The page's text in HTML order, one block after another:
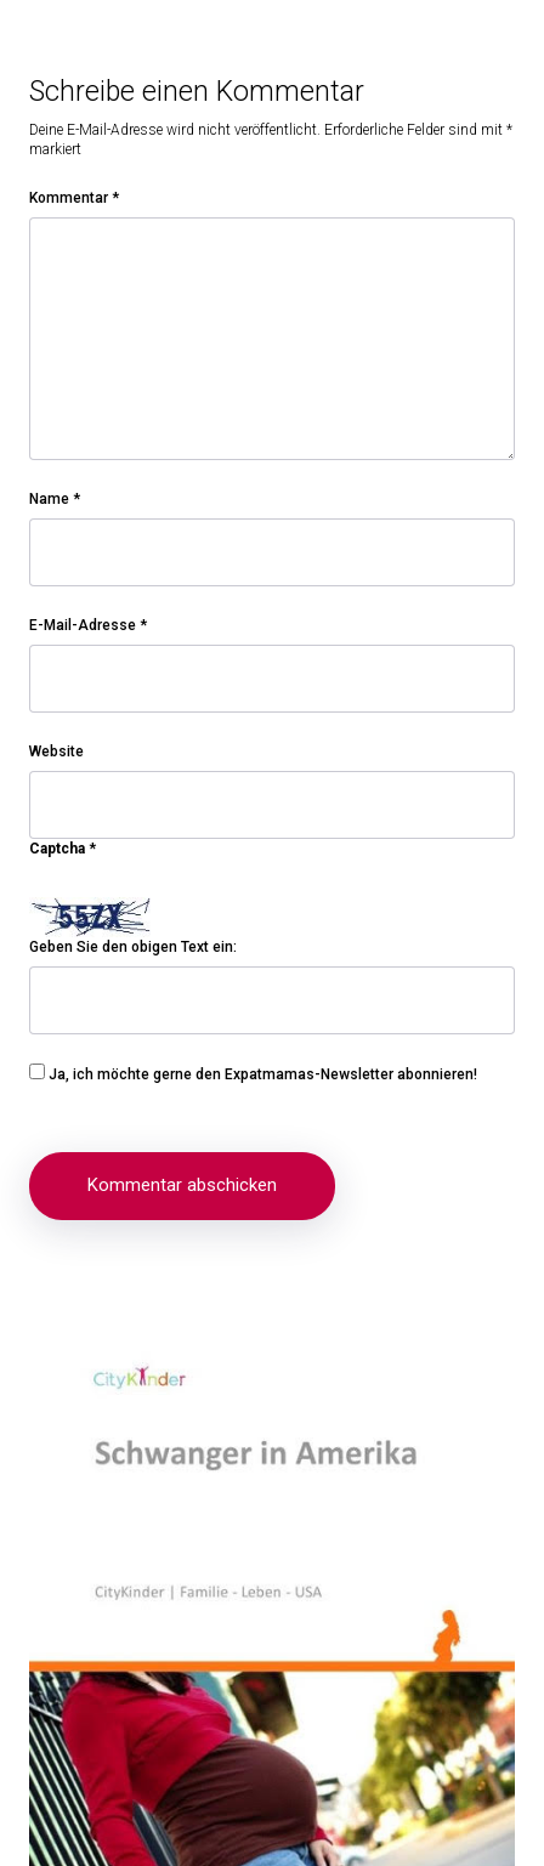
Schreibe einen Kommentar
Deine E-Mail-Adresse wird nicht veröffentlicht. Erforderliche Felder sind mit *
markiert
Kommentar *
Name *
E-Mail-Adresse *
Website
Captcha *
Geben Sie den obigen Text ein:
Ja, ich möchte gerne den Expatmamas-Newsletter abonnieren!